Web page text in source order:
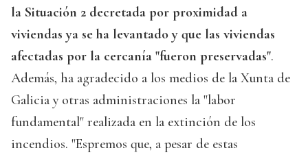
la Situación 2 decretada por proximidad a
viviendas ya se ha levantado y que las viviendas
afectadas por la cercanía "fueron preservadas".
Además, ha agradecido a los medios de la Xunta de
Galicia y otras administraciones la "labor
fundamental" realizada en la extinción de los
incendios. "Espremos que, a pesar de estas